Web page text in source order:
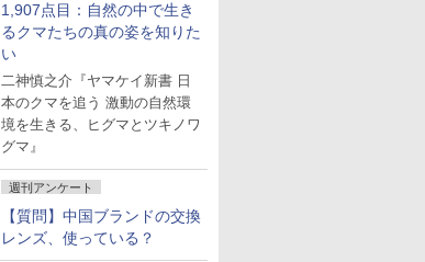
1,907点目：自然の中で生き
るクマたちの真の姿を知りた
い
二神慎之介『ヤマケイ新書 日
本のクマを追う 激動の自然環
境を生きる、ヒグマとツキノワ
グマ』
週刊アンケート
【質問】中国ブランドの交換
レンズ、使っている？